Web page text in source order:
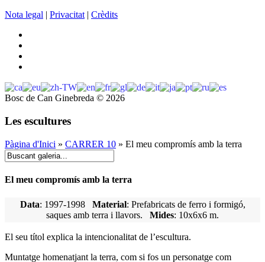
Nota legal | Privacitat | Crèdits
Bosc de Can Ginebreda © 2026
Les escultures
Pàgina d'Inici » CARRER 10 » El meu compromís amb la terra
El meu compromís amb la terra
Data: 1997-1998 Material: Prefabricats de ferro i formigó,
saques amb terra i llavors. Mides: 10x6x6 m.
El seu títol explica la intencionalitat de l’escultura.
Muntatge homenatjant la terra, com si fos un personatge com